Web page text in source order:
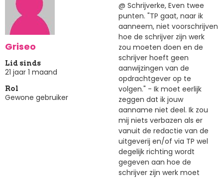
Griseo
Lid sinds
21 jaar 1 maand
Rol
Gewone gebruiker
@ Schrijverke, Even twee
punten. "TP gaat, naar ik
aanneem, niet voorschrijven
hoe de schrijver zijn werk
zou moeten doen en de
schrijver hoeft geen
aanwijzingen van de
opdrachtgever op te
volgen." - Ik moet eerlijk
zeggen dat ik jouw
aanname niet deel. Ik zou
mij niets verbazen als er
vanuit de redactie van de
uitgeverij en/of via TP wel
degelijk richting wordt
gegeven aan hoe de
schrijver zijn werk moet